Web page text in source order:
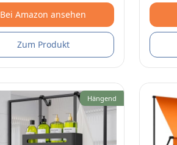
Bei Amazon ansehen
Zum Produkt
Hängend